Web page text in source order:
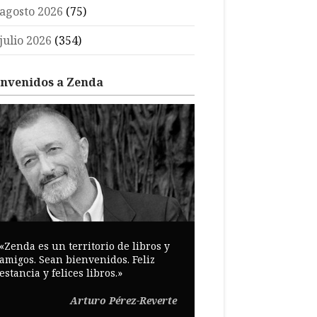
2026 (75)
2026 (354)
a Zenda
es un territorio de libros y
Sean bienvenidos. Feliz
y felices libros.»
Arturo Pérez-Reverte